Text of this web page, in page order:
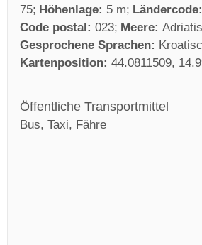
75 Höhenlage: 5 m Ländercode:
Code postal: 023 Meere:
Gesprochene Sprachen:
Kartenposition: 44.0811509,
Öffentliche Transportmittel
Bus, Taxi, Fähre